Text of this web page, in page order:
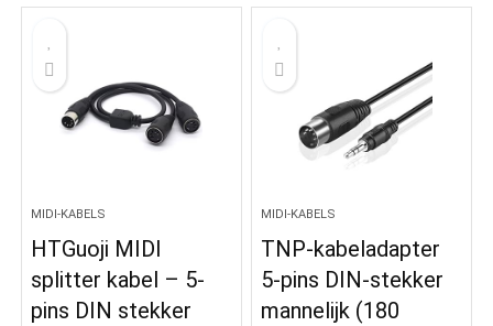
MIDI-KABELS
HTGuoji MIDI
splitter kabel – 5-
pins DIN stekker
MIDI-KABELS
TNP-kabeladapter
5-pins DIN-stekker
mannelijk (180